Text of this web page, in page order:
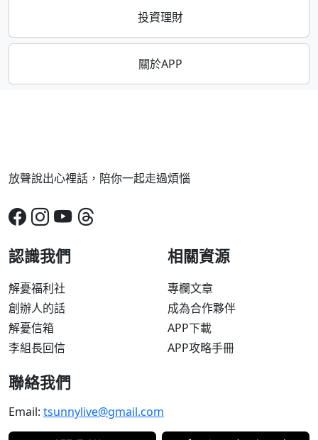
投資理財
關於APP
放聲說出心裡話，陪你一起走過煩惱
認識我們
解憂福利社
創辦人的話
解憂信箱
李組長回信
相關資源
專欄文章
成為合作夥伴
APP下載
APP攻略手冊
聯絡我們
Email: tsunnylive@gmail.com